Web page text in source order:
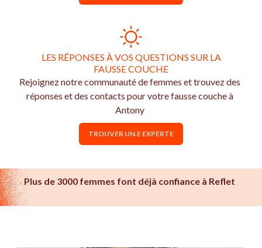
LES RÉPONSES À VOS QUESTIONS SUR LA
FAUSSE COUCHE
Rejoignez notre communauté de femmes et trouvez des
réponses et des contacts pour votre fausse couche à
Antony
TROUVER UN.E EXPERTE
Plus de 3000 femmes font déjà confiance à Reflet